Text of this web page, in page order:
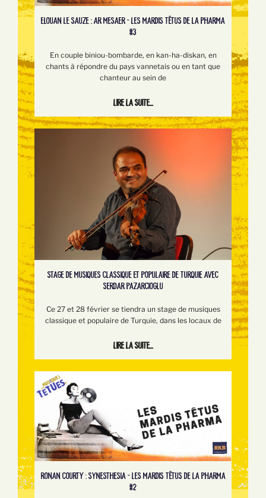
ELOUAN LE SAUZE : AR MESAER - LES MARDIS TÊTUS DE LA PHARMA
#3
En couple biniou-bombarde, en kan-ha-diskan, en
chants à répondre du pays vannetais ou en tant que
chanteur au sein de
Lire la suite...
STAGE DE MUSIQUES CLASSIQUE ET POPULAIRE DE TURQUIE AVEC
SERDAR PAZARCIOGLU
Ce 27 et 28 février se tiendra un stage de musiques
classique et populaire de Turquie, dans les locaux de
Lire la suite...
RONAN COURTY : SYNESTHESIA - LES MARDIS TÊTUS DE LA PHARMA
#2